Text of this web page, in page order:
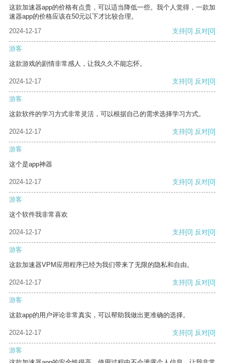
这款加速器app的价格有点贵，可以适当降低一些。我个人觉得，一款加
速器app的价格应该在50元以下才比较合理。
2024-12-17
支持[0] 反对[0]
游客
这款游戏的剧情非常感人，让我久久不能忘怀。
2024-12-17 支持[0] 反对[0]
游客
这款软件的学习方式非常灵活，可以根据自己的需求选择学习方式。
2024-12-17 支持[0] 反对[0]
游客
这个是app神器
2024-12-17 支持[0] 反对[0]
游客
这个软件我非常喜欢
2024-12-17 支持[0] 反对[0]
游客
这款加速器VPM应用程序已经为我们带来了无限的隐私和自由。
2024-12-17 支持[0] 反对[0]
游客
这款app的用户评论非常真实，可以帮助我做出更准确的选择。
2024-12-17 支持[0] 反对[0]
游客